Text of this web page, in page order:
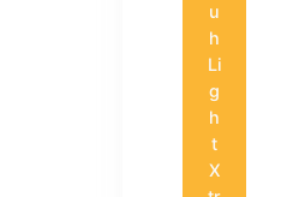
u
h
Li
g
h
t
X